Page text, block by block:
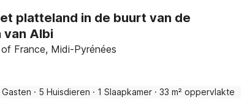
platteland in de buurt van de
van Albi
France, Midi-Pyrénées
· 5 Huisdieren · 1 Slaapkamer · 33 m² oppervlakte